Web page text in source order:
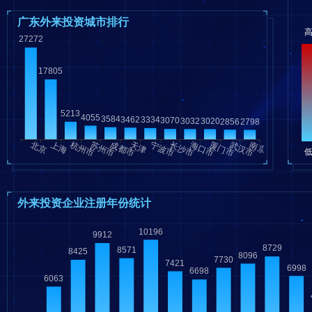
广东外来投资城市排行
外来投资企业注册年份统计